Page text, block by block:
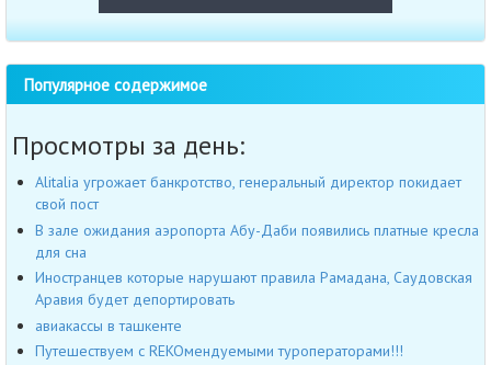
Популярное содержимое
Просмотры за день:
Alitalia угрожает банкротство, генеральный директор покидает
свой пост
В зале ожидания аэропорта Абу-Даби появились платные кресла
для сна
Иностранцев которые нарушают правила Рамадана, Саудовская
Аравия будет депортировать
авиакассы в ташкенте
Путешествуем с REKOмендуемыми туроператорами!!!